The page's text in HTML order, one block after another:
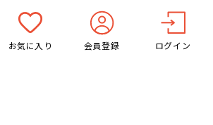
お気に入り 会員登録 ログイン